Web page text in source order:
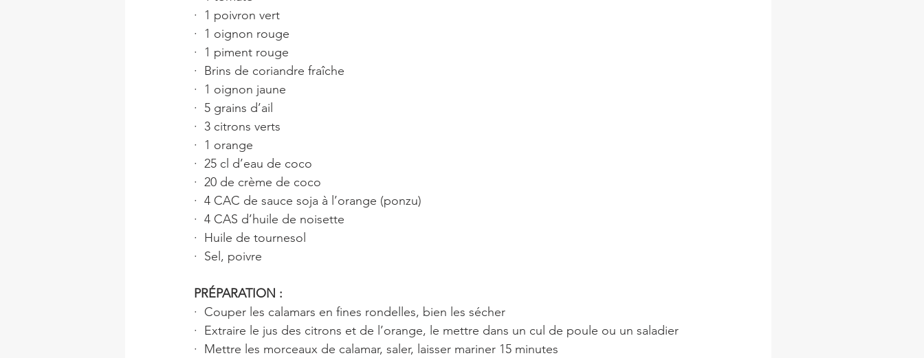
·  1 poivron vert
·  1 oignon rouge
·  1 piment rouge
·  Brins de coriandre fraîche
·  1 oignon jaune
·  5 grains d’ail
·  3 citrons verts
·  1 orange
·  25 cl d’eau de coco
·  20 de crème de coco
·  4 CAC de sauce soja à l’orange (ponzu)
·  4 CAS d’huile de noisette
·  Huile de tournesol
·  Sel, poivre
PRÉPARATION :
·  Couper les calamars en fines rondelles, bien les sécher
·  Extraire le jus des citrons et de l’orange, le mettre dans un cul de poule ou un saladier
·  Mettre les morceaux de calamar, saler, laisser mariner 15 minutes